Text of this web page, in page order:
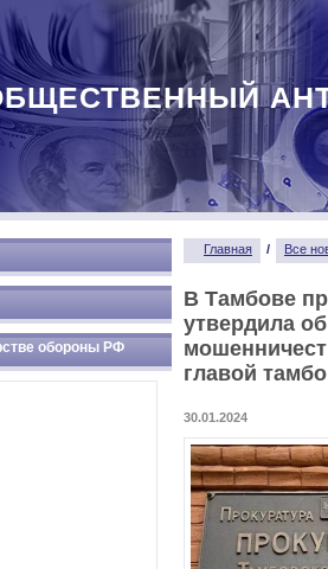
обороны РФ
Главная / Все
В Тамбове
утвердила
главой
30.01.2024